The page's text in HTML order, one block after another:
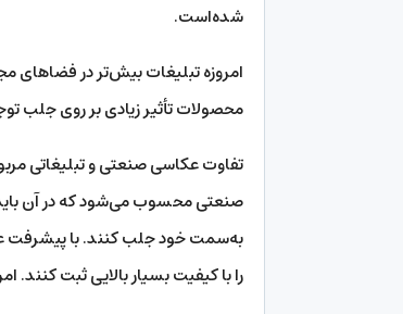
شده‌است.
امروزه تبلیغات بیش‌تر در
محصولات تأثیر زیادی بر روی جلب
تفاوت عکاسی صنعتی و تبلیغاتی
صنعتی محسوب می‌شود که در آن باید
به‌سمت خود جلب کنند. با پیشرفت
را با کیفیت بسیار بالایی ثبت